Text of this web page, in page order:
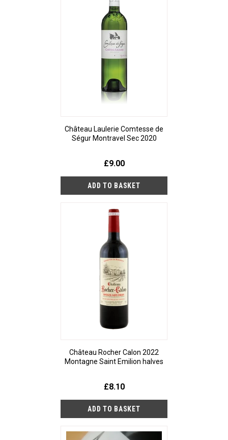
Château Laulerie Comtesse de
Ségur Montravel Sec 2020
£9.00
Château Rocher Calon 2022
Montagne Saint Emilion halves
£8.10